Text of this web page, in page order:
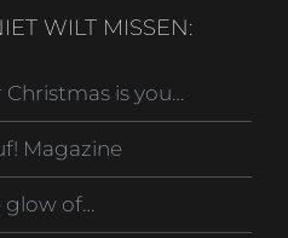
WILT MISSEN:
is you…
Magazine
glow of…